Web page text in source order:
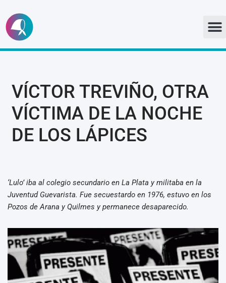
Ir
al
VÍCTOR TREVIÑO, OTRA
VÍCTIMA DE LA NOCHE
DE LOS LÁPICES
‘Lulo’ iba al colegio secundario en La Plata y militaba en la
Juventud Guevarista. Fue secuestardo en 1976, estuvo en los
Pozos de Arana y Quilmes y permanece desaparecido.